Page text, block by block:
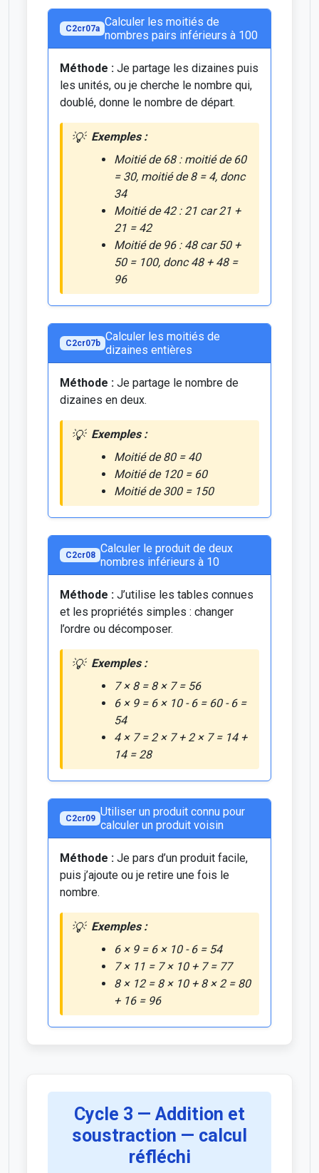
C2cr07a Calculer les moitiés de
nombres pairs inférieurs à 100
Méthode :Je partage les dizaines puis
les unités, ou je cherche le nombre qui,
doublé, donne le nombre de départ.
Exemples :
Moitié de 68 : moitié de 60
= 30, moitié de 8 = 4, donc
34
Moitié de 42 : 21 car 21 +
21 = 42
Moitié de 96 : 48 car 50 +
50 = 100, donc 48 + 48 =
96
C2cr07b Calculer les moitiés de
dizaines entières
Méthode :Je partage le nombre de
dizaines en deux.
Exemples :
Moitié de 80 = 40
Moitié de 120 = 60
Moitié de 300 = 150
C2cr08 Calculer le produit de deux
nombres inférieurs à 10
Méthode :J’utilise les tables connues
et les propriétés simples : changer
l’ordre ou décomposer.
Exemples :
7 × 8 = 8 × 7 = 56
6 × 9 = 6 × 10 - 6 = 60 - 6 =
54
4 × 7 = 2 × 7 + 2 × 7 = 14 +
14 = 28
C2cr09 Utiliser un produit connu pour
calculer un produit voisin
Méthode :Je pars d’un produit facile,
puis j’ajoute ou je retire une fois le
nombre.
Exemples :
6 × 9 = 6 × 10 - 6 = 54
7 × 11 = 7 × 10 + 7 = 77
8 × 12 = 8 × 10 + 8 × 2 = 80
+ 16 = 96
Cycle 3 — Addition et
soustraction — calcul
réfléchi